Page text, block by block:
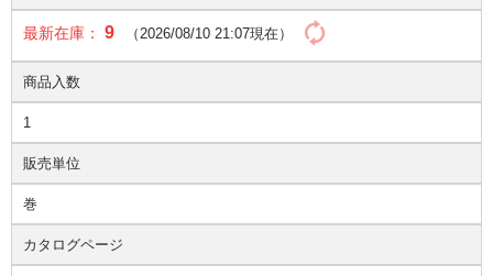
最新在庫： 9 （2026/08/10 21:07現在）
商品入数
1
販売単位
巻
カタログページ